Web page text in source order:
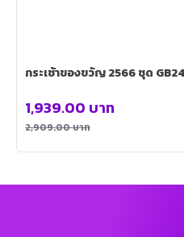
กระเช้าของขวัญ
2,909.00บาท
1,939.00 บาท